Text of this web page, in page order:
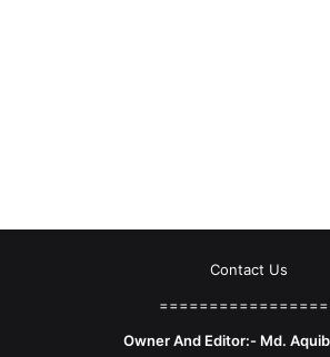
Contact Us
Owner And Editor:- Md.